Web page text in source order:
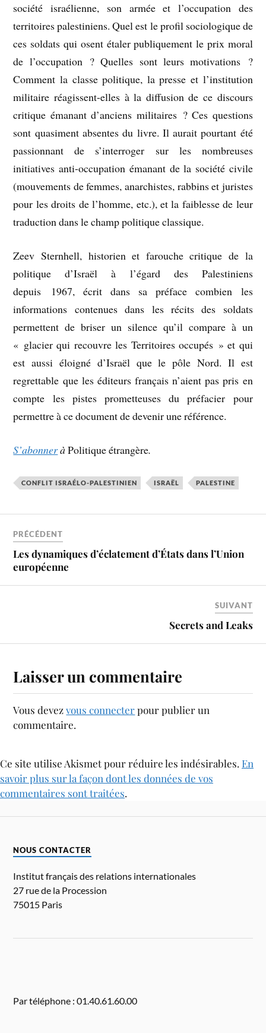
société israélienne, son armée et l’occupation des
territoires palestiniens. Quel est le profil sociologique de
ces soldats qui osent étaler publiquement le prix moral
de l’occupation ? Quelles sont leurs motivations ?
Comment la classe politique, la presse et l’institution
militaire réagissent-elles à la diffusion de ce discours
critique émanant d’anciens militaires ? Ces questions
sont quasiment absentes du livre. Il aurait pourtant été
passionnant de s’interroger sur les nombreuses
initiatives anti-occupation émanant de la société civile
(mouvements de femmes, anarchistes, rabbins et juristes
pour les droits de l’homme, etc.), et la faiblesse de leur
traduction dans le champ politique classique.
Zeev Sternhell, historien et farouche critique de la
politique d’Israël à l’égard des Palestiniens
depuis 1967, écrit dans sa préface combien les
informations contenues dans les récits des soldats
permettent de briser un silence qu’il compare à un
« glacier qui recouvre les Territoires occupés » et qui
est aussi éloigné d’Israël que le pôle Nord. Il est
regrettable que les éditeurs français n’aient pas pris en
compte les pistes prometteuses du préfacier pour
permettre à ce document de devenir une référence.
S’abonneràPolitique étrangère.
CONFLIT ISRAÉLO-PALESTINIEN ISRAËL PALESTINE
PRÉCÉDENT
Les dynamiques d’éclatement d’États dans l’Union
européenne
SUIVANT
Secrets and Leaks
Laisser un commentaire
Vous devezvous connecterpour publier un
commentaire.
Ce site utilise Akismet pour réduire les indésirables. En
savoir plus sur la façon dont les données de vos
commentaires sont traitées.
NOUS CONTACTER
Institut français des relations internationales
27 rue de la Procession
75015 Paris
Par téléphone : 01.40.61.60.00